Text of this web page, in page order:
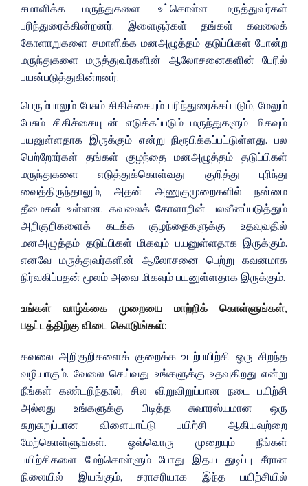
சமாளிக்க மருந்துகளை உட்கொள்ள மருத்துவர்கள்
பரிந்துரைக்கின்றனர். இளைஞர்கள் தங்கள் கவலைக்
கோளாறுகளை சமாளிக்க மனஅழுத்தம் தடுப்பிகள் போன்ற
மருந்துகளை மருத்துவர்களின் ஆலோசனைகளின் பேரில்
பயன்படுத்துகின்றனர்.
பெரும்பாலும் பேசும் சிகிச்சையும் பரிந்துரைக்கப்படும், மேலும்
பேசும் சிகிச்சையுடன் எடுக்கப்படும் மருந்துகளும் மிகவும்
பயனுள்ளதாக இருக்கும் என்று நிரூபிக்கப்பட்டுள்ளது. பல
பெற்றோர்கள் தங்கள் குழந்தை மனஅழுத்தம் தடுப்பிகள்
மருந்துகளை எடுத்துக்கொள்வது குறித்து புரிந்து
வைத்திருந்தாலும், அதன் அணுகுமுறைகளில் நன்மை
தீமைகள் உள்ளன. கவலைக் கோளாறின் பலவீனப்படுத்தும்
அறிகுறிகளைக் கடக்க குழந்தைகளுக்கு உதவுவதில்
மனஅழுத்தம் தடுப்பிகள் மிகவும் பயனுள்ளதாக இருக்கும்.
எனவே மருத்துவர்களின் ஆலோசனை பெற்று கவனமாக
நிர்வகிப்பதன் மூலம் அவை மிகவும் பயனுள்ளதாக இருக்கும்.
உங்கள் வாழ்க்கை முறையை மாற்றிக் கொள்ளுங்கள்,
பதட்டத்திற்கு விடை கொடுங்கள்:
கவலை அறிகுறிகளைக் குறைக்க உடற்பயிற்சி ஒரு சிறந்த
வழியாகும். வேலை செய்வது உங்களுக்கு உதவுகிறது என்று
நீங்கள் கண்டறிந்தால், சில விறுவிறுப்பான நடை பயிற்சி
அல்லது உங்களுக்கு பிடித்த சுவாரஸ்யமான ஒரு
சுறுசுறுப்பான விளையாட்டு பயிற்சி ஆகியவற்றை
மேற்கொள்ளுங்கள். ஒவ்வொரு முறையும் நீங்கள்
பயிற்சிகளை மேற்கொள்ளும் போது இதய துடிப்பு சீரான
நிலையில் இயங்கும், சராசரியாக இந்த பயிற்சியில்